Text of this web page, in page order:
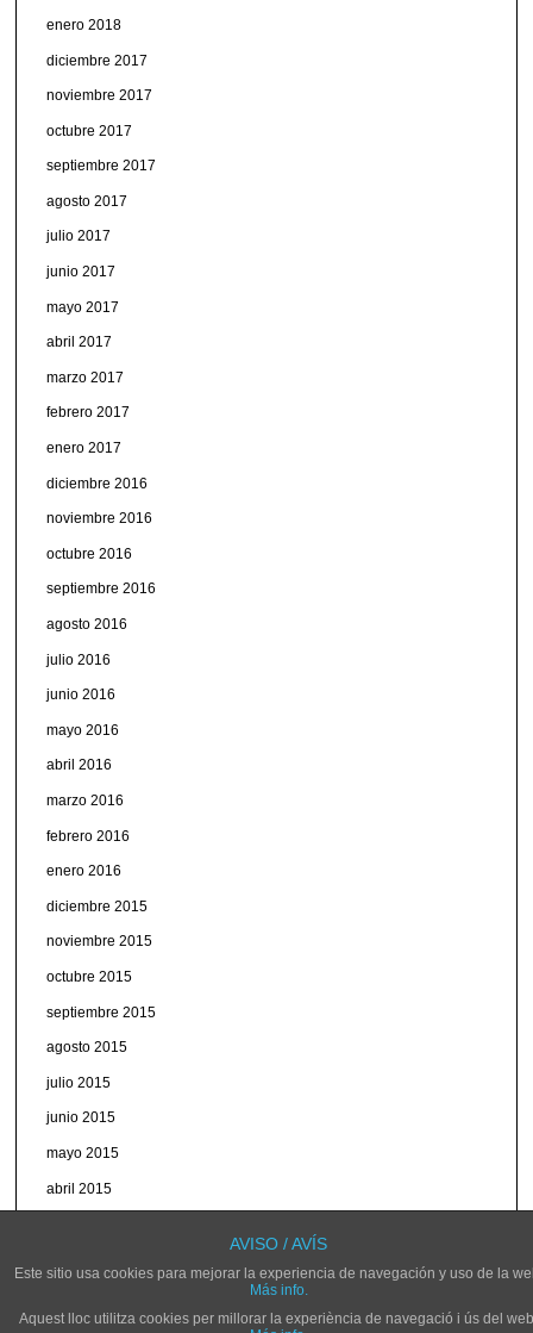
enero 2018
diciembre 2017
noviembre 2017
octubre 2017
septiembre 2017
agosto 2017
julio 2017
junio 2017
mayo 2017
abril 2017
marzo 2017
febrero 2017
enero 2017
diciembre 2016
noviembre 2016
octubre 2016
septiembre 2016
agosto 2016
julio 2016
junio 2016
mayo 2016
abril 2016
marzo 2016
febrero 2016
enero 2016
diciembre 2015
noviembre 2015
octubre 2015
septiembre 2015
agosto 2015
julio 2015
junio 2015
mayo 2015
abril 2015
AVISO / AVÍS
Este sitio usa cookies para mejorar la experiencia de navegación y uso de la
Más info.
Aquest lloc utilitza cookies per millorar la experiència de navegació i ús del